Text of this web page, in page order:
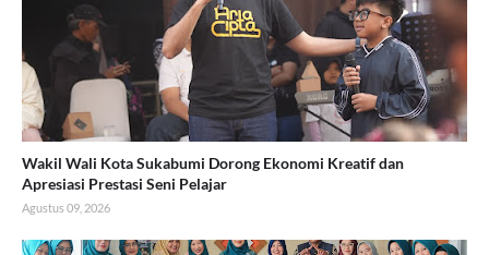
Wakil Wali Kota Sukabumi Dorong Ekonomi Kreatif dan
Apresiasi Prestasi Seni Pelajar
Agustus 09, 2026